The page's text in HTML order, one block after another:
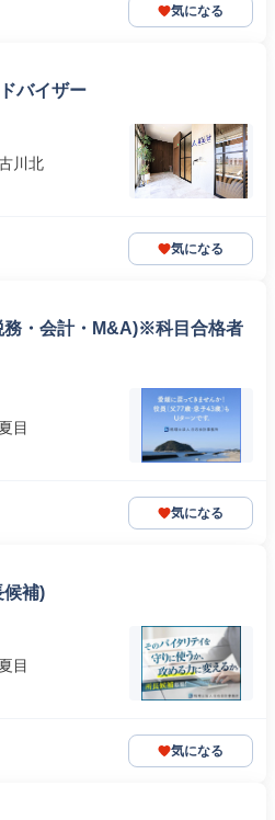
気になる
バイザー
川北
気になる
務・会計・M&A)※科目合格者
目
気になる
候補)
目
気になる